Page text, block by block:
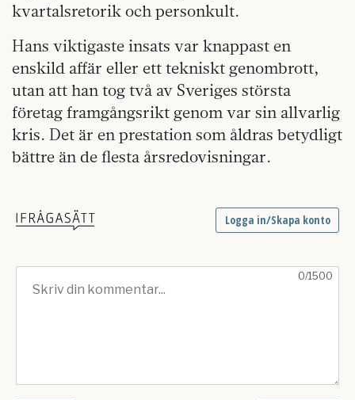
kvartalsretorik och personkult.
Hans viktigaste insats var knappast en
enskild affär eller ett tekniskt genombrott,
utan att han tog två av Sveriges största
företag framgångsrikt genom var sin allvarlig
kris. Det är en prestation som åldras betydligt
bättre än de flesta årsredovisningar.